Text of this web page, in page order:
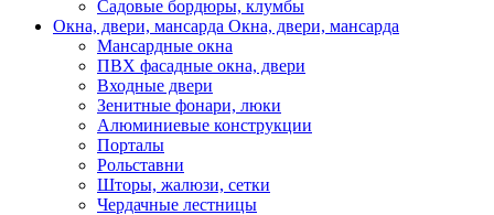
Садовые бордюры, клумбы
Окна, двери, мансарда Окна, двери, мансарда
Мансардные окна
ПВХ фасадные окна, двери
Входные двери
Зенитные фонари, люки
Алюминиевые конструкции
Порталы
Рольставни
Шторы, жалюзи, сетки
Чердачные лестницы